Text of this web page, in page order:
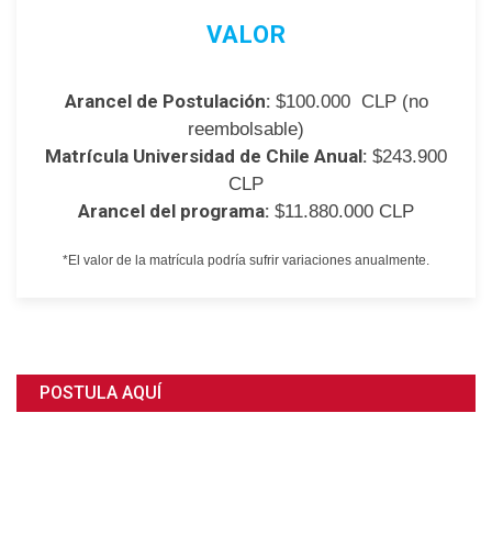
VALOR
Arancel de Postulación:$100.000 CLP (no
reembolsable)
Matrícula Universidad de Chile Anual: $243.900
CLP
Arancel del programa: $11.880.000 CLP
*El valor de la matrícula podría sufrir variaciones anualmente.
POSTULA AQUÍ